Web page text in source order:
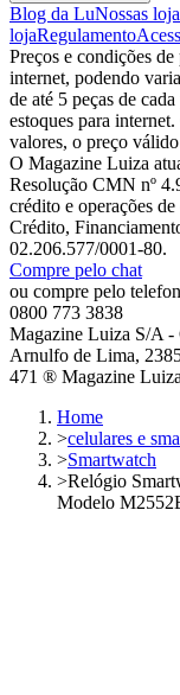
Blog da LuNossas
lojaRegulamento
Preços e condições
internet, podendo
de até 5 peças de
estoques para
valores, o preço
O Magazine Luiza
Resolução CMN nº
crédito e operações
Crédito,
02.206.577/0001-80.
Compre pelo chat
ou compre pelo
0800 773 3838
Magazine Luiza S/A -
Arnulfo de Lima,
471 ® Magazine
Home
>celulares e
>Smartwatch
>Relógio
Modelo